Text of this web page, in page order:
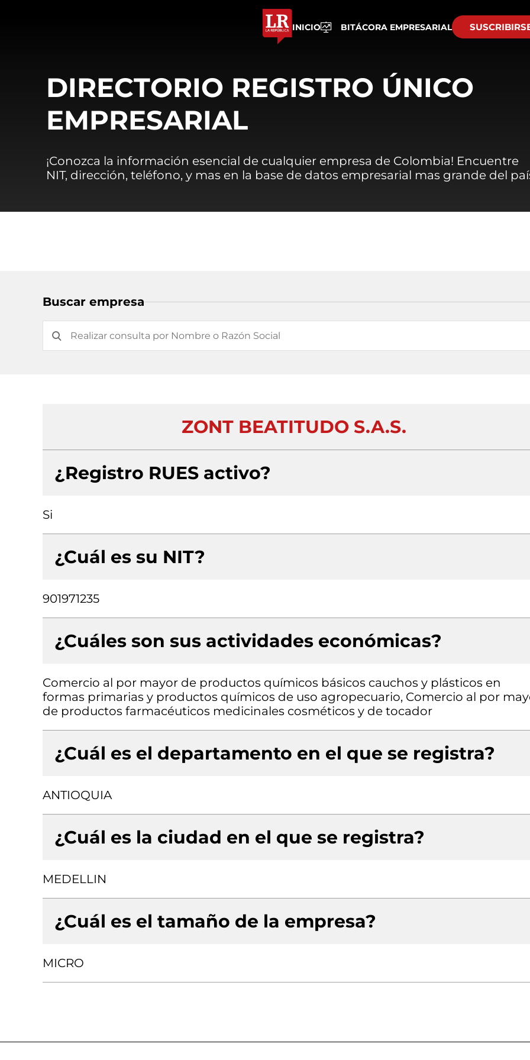
INICIO BITÁCORA EMPRESARIAL
DIRECTORIO REGISTRO ÚNICO
EMPRESARIAL
¡Conozca la información esencial de cualquier empresa de Colombia! Encuentre
NIT, dirección, teléfono, y mas en la base de datos empresarial mas grande del
Buscar empresa
ZONT BEATITUDO S.A.S.
¿Registro RUES activo?
Si
¿Cuál es su NIT?
901971235
¿Cuáles son sus actividades económicas?
Comercio al por mayor de productos químicos básicos cauchos y plásticos en
formas primarias y productos químicos de uso agropecuario, Comercio al por
de productos farmacéuticos medicinales cosméticos y de tocador
¿Cuál es el departamento en el que se registra?
ANTIOQUIA
¿Cuál es la ciudad en el que se registra?
MEDELLIN
¿Cuál es el tamaño de la empresa?
MICRO